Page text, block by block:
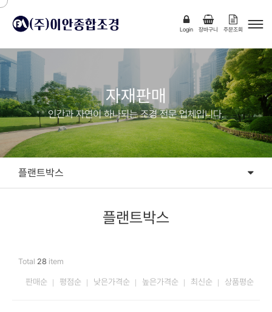
Login 장바구니 주문조회
자재판매
인간과 자연이 하나되는 조경 전문 업체입니다.
플랜트박스
플랜트박스
Total 28 item
판매순 평점순 낮은가격순 높은가격순 최신순 상품평순